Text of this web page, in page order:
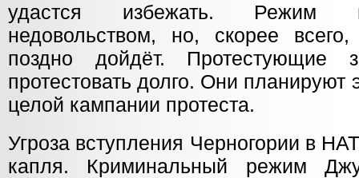
удастся избежать. Режим
недовольством, но, скорее
поздно дойдёт. Протестующие
протестовать долго. Они планируют
целой кампании протеста.
Угроза вступления Черногории в
капля. Криминальный режим